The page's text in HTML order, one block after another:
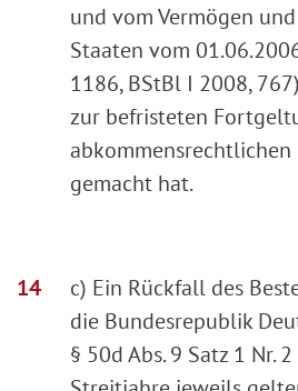
und vom Vermögen
Staaten vom
1186, BStBl I 2008,
zur befristeten
abkommensrechtlichen
gemacht hat.
c) Ein Rückfall des
die Bundesrepublik
§ 50d Abs. 9 Satz 1 Nr.